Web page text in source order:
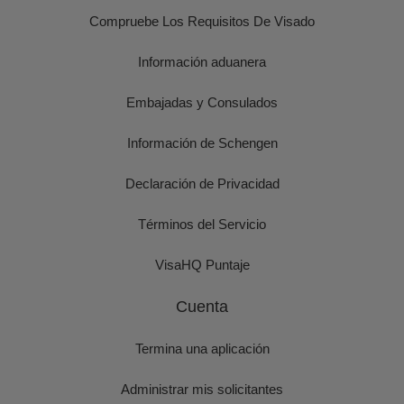
Compruebe Los Requisitos De Visado
Información aduanera
Embajadas y Consulados
Información de Schengen
Declaración de Privacidad
Términos del Servicio
VisaHQ Puntaje
Cuenta
Termina una aplicación
Administrar mis solicitantes